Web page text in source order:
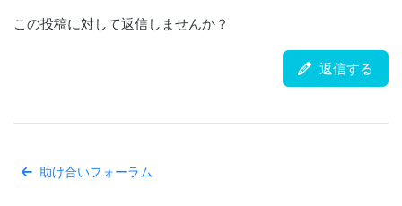
この投稿に対して返信しませんか？
返信する
助け合いフォーラム